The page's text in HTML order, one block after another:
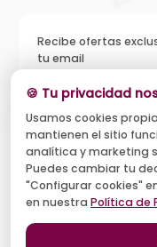
Recibe ofertas
tu email
Acepto recibir
email según la
cuando quiera.
🍪 Tu privacidad
Usamos cookies
mantienen el sitio
analítica y marketing
Puedes cambiar tu
"Configurar cookies"
en nuestra Política de